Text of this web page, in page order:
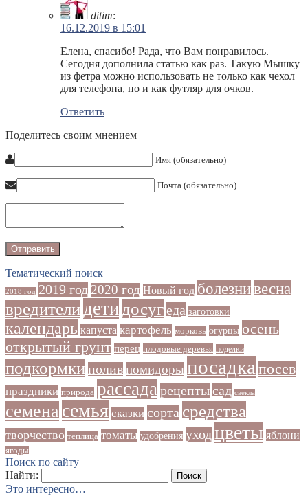
ditim:
16.12.2019 в 15:01
Елена, спасибо! Рада, что Вам понравилось.
Сегодня дополнила статью как раз. Такую Мышку
из фетра можно использовать не только как чехол
для телефона, но и как футляр для очков.
Ответить
Поделитесь своим мнением
Имя (обязательно)
Почта (обязательно)
Тематический поиск
2018 год 2019 год 2020 год Новый год болезнивесна
вредители дети досугеда заготовки
календарь капуста картофель морковь огурцы осень
открытый грунт перец плодовые деревья поделки
подкормкиполивпомидоры посадка посев
праздники природа рассада рецептысад свекла
семена семья сказки сорта средства
творчество теплица томаты удобрения уходцветы яблони
ягоды
Поиск по сайту
Найти:
Это интересно…